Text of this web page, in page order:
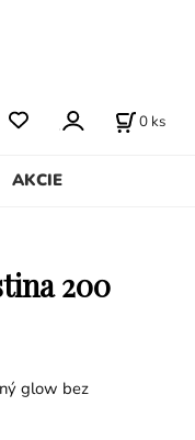
AKCIE
0 ks
200
glow bez